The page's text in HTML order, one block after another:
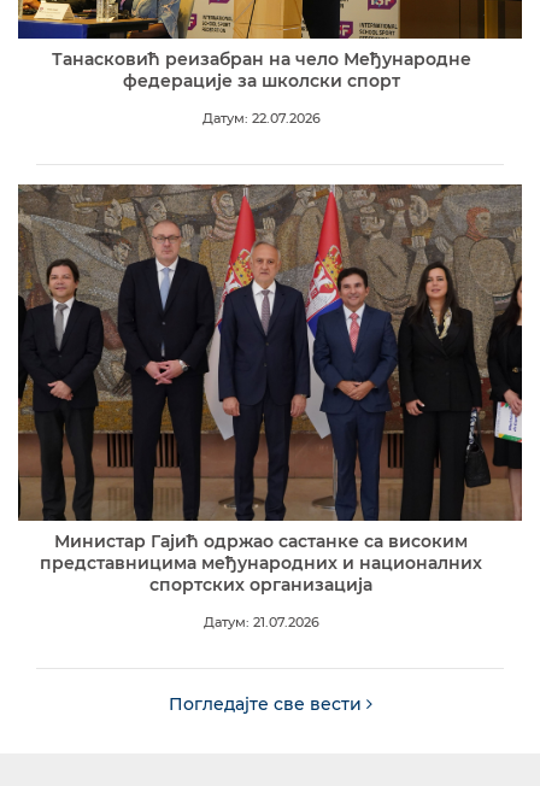
Танасковић реизабран на чело Међународне
федерације за школски спорт
Датум: 22.07.2026
Министар Гајић одржао састанке са високим
представницима међународних и националних
спортских организација
Датум: 21.07.2026
Погледајте све вести